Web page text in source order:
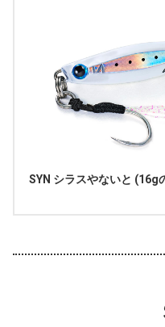
SYN シラスやないと (16g